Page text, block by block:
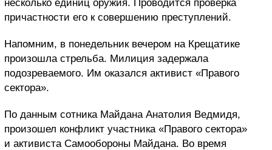
несколько единиц оружия. Проводится проверка
причастности его к совершению преступлений.
Напомним, в понедельник вечером на Крещатике
произошла стрельба. Милиция задержала
подозреваемого. Им оказался активист «Правого
сектора».
По данным сотника Майдана Анатолия Ведмидя,
произошел конфликт участника «Правого сектора»
и активиста Самообороны Майдана. Во время